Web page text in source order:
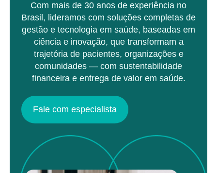
Com mais de 30 anos de experiência no
Brasil, lideramos com soluções completas de
gestão e tecnologia em saúde, baseadas em
ciência e inovação, que transformam a
trajetória de pacientes, organizações e
comunidades — com sustentabilidade
financeira e entrega de valor em saúde.
Fale com especialista